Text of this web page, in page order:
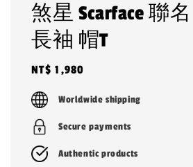
煞星 Scarface 聯
長袖 帽T
Regular
price
NT$ 1,980
Worldwide shipping
Secure payments
Authentic products